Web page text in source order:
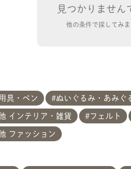
見つかりません
他の条件で探してみま
具・ペン ぬいぐるみ・あみぐ
インテリア・雑貨 フェルト
ファッション